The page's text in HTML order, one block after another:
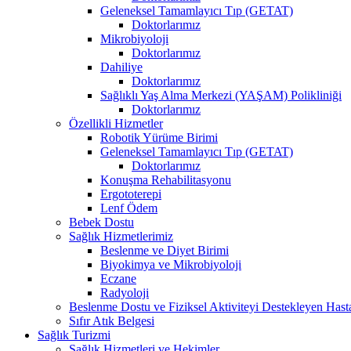
Geleneksel Tamamlayıcı Tıp (GETAT)
Doktorlarımız
Mikrobiyoloji
Doktorlarımız
Dahiliye
Doktorlarımız
Sağlıklı Yaş Alma Merkezi (YAŞAM) Polikliniği
Doktorlarımız
Özellikli Hizmetler
Robotik Yürüme Birimi
Geleneksel Tamamlayıcı Tıp (GETAT)
Doktorlarımız
Konuşma Rehabilitasyonu
Ergototerepi
Lenf Ödem
Bebek Dostu
Sağlık Hizmetlerimiz
Beslenme ve Diyet Birimi
Biyokimya ve Mikrobiyoloji
Eczane
Radyoloji
Beslenme Dostu ve Fiziksel Aktiviteyi Destekleyen
Sıfır Atık Belgesi
Sağlık Turizmi